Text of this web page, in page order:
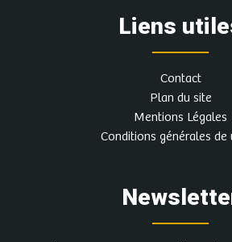
Liens
Contact
Plan du site
Mentions Légales
Conditions générales de